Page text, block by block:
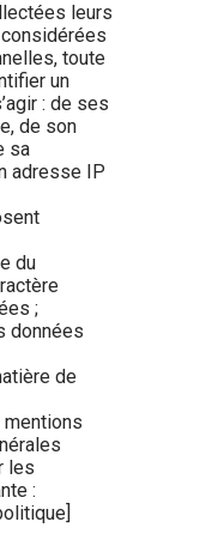
leurs
toute
un
: de ses
de son
sa
adresse IP
du
;
données
de
les
: